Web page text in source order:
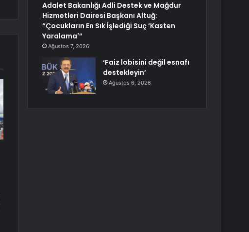
Adalet Bakanlığı Adli Destek ve Mağdur
Hizmetleri Dairesi Başkanı Altuğ:
“Çocukların En Sık İşlediği Suç ‘Kasten
Yaralama'”
Ağustos 7, 2026
‘Faiz lobisini değil esnafı
destekleyin’
Ağustos 6, 2026